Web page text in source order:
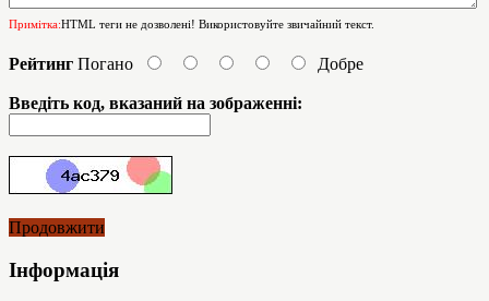
Примітка:HTML теги не дозволені! Використовуйте звичайний текст.
Рейтинг Погано Добре
Введіть код, вказаний на зображенні:
Продовжити
Інформація